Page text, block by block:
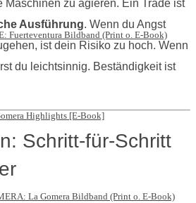
Fuerteventura Bildband (Print o. E-Book)
Highlights [E-Book]
La Gomera Bildband (Print o. E-Book)
Maschinen zu agieren. Ein Trade ist
Ausführung. Wenn du Angst
ist dein Risiko zu hoch. Wenn
du leichtsinnig. Beständigkeit ist
Schritt-für-Schritt